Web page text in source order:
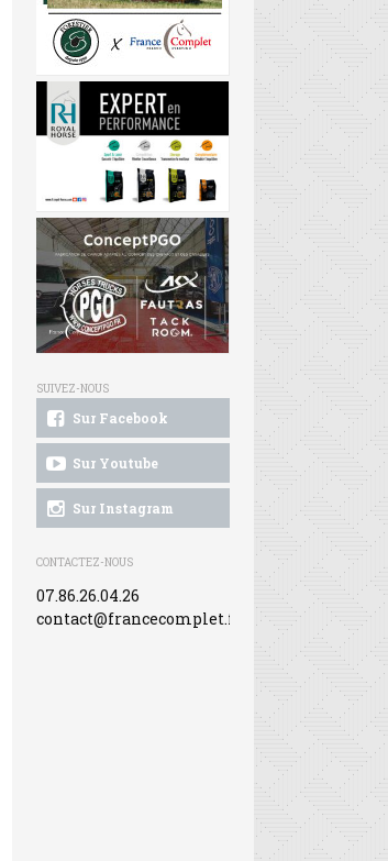
SUIVEZ-NOUS
Sur Facebook
Sur Youtube
Sur Instagram
CONTACTEZ-NOUS
07.86.26.04.26
contact@francecomplet.fr